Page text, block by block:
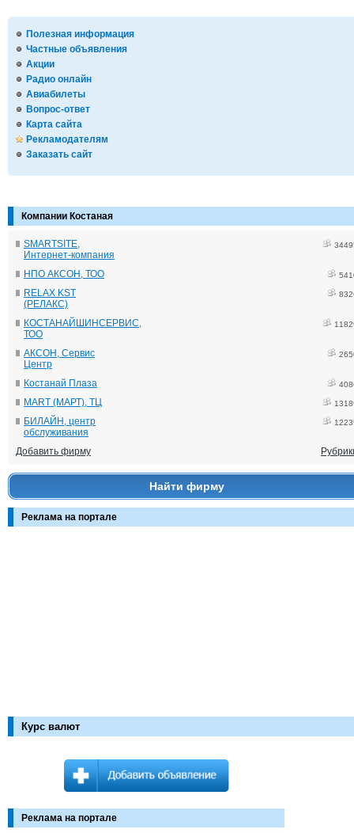
Полезная информация
Частные объявления
Акции
Радио онлайн
Авиабилеты
Вопрос-ответ
Карта сайта
Рекламодателям
Заказать сайт
Компании Костаная
SMARTSITE,
Интернет-компания
НПО АКСОН, ТОО
RELAX KST
(РЕЛАКС)
КОСТАНАЙШИНСЕРВИС,
ТОО
АКСОН, Сервис
Центр
Костанай Плаза
MART (МАРТ), ТЦ
БИЛАЙН, центр
обслуживания
Добавить фирму
Найти фирму
Реклама на портале
Курс валют
Реклама на портале